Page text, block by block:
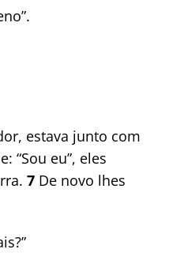
estava junto com
“Sou eu”, eles
7 De novo lhes